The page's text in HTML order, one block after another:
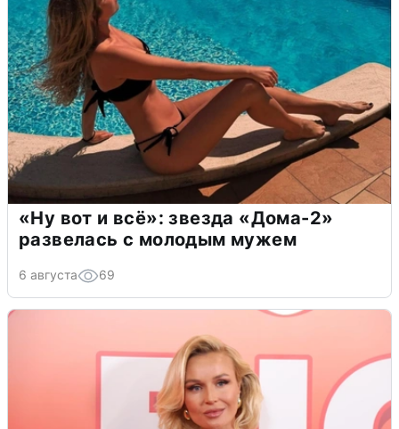
«Ну вот и всё»: звезда «Дома-2»
развелась с молодым мужем
6 августа 69